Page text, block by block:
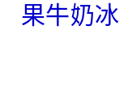
果牛奶冰